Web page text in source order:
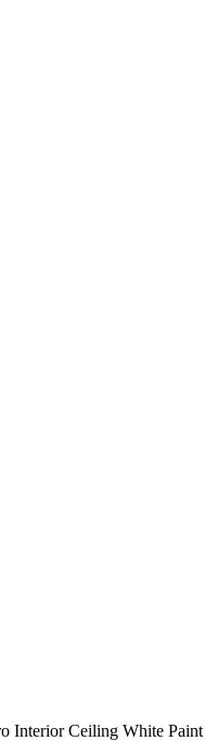
Interior Ceiling White Paint